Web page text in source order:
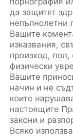
да защитят
непълнолетни
Вашите
изказвания,
произход, пол,
физически
Вашите
начин и не
които
настоящите
закони и
Всяко